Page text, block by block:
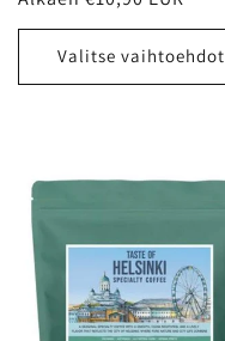
Valitse vaihtoehdot